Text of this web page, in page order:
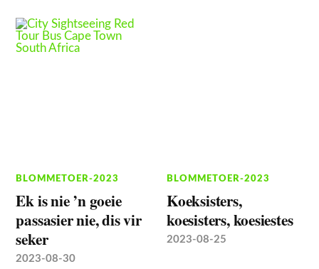
BLOMMETOER-2023
Ek is nie ’n goeie
passasier nie, dis vir
seker
2023-08-30
BLOMMETOER-2023
Koeksisters,
koesisters, koesiestes
2023-08-25